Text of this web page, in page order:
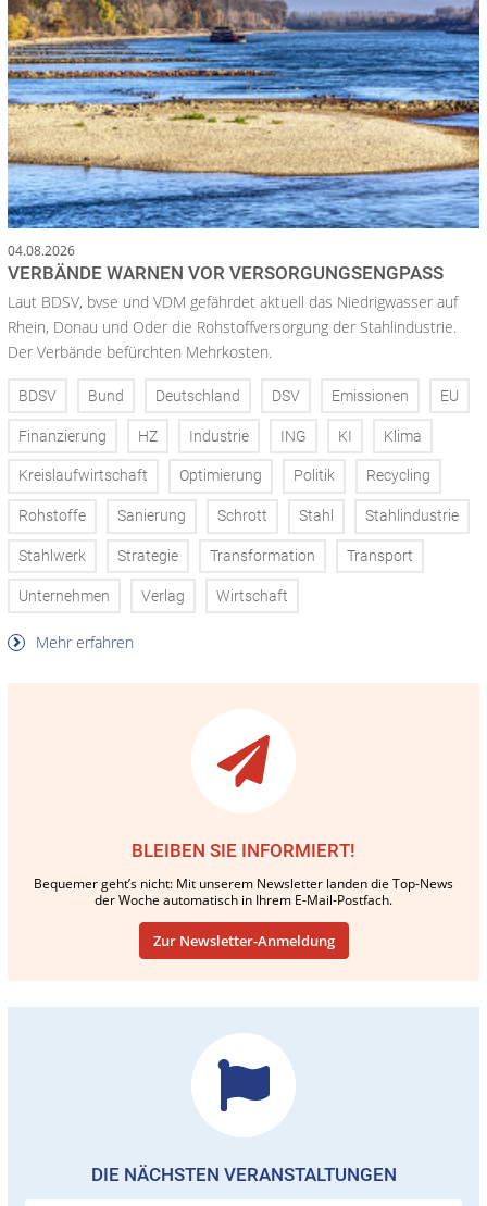
04.08.2026
VERBÄNDE WARNEN VOR VERSORGUNGSENGPASS
Laut BDSV, bvse und VDM gefährdet aktuell das Niedrigwasser auf
Rhein, Donau und Oder die Rohstoffversorgung der Stahlindustrie.
Der Verbände befürchten Mehrkosten.
BDSV Bund Deutschland DSV Emissionen EU
Finanzierung HZ Industrie ING KI Klima
Kreislaufwirtschaft Optimierung Politik Recycling
Rohstoffe Sanierung Schrott Stahl Stahlindustrie
Stahlwerk Strategie Transformation Transport
Unternehmen Verlag Wirtschaft
Mehr erfahren
BLEIBEN SIE INFORMIERT!
Bequemer geht’s nicht: Mit unserem Newsletter landen die Top-News
der Woche automatisch in Ihrem E-Mail-Postfach.
Zur Newsletter-Anmeldung
DIE NÄCHSTEN VERANSTALTUNGEN